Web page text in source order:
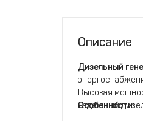
Описание
Дизельный
Высокая
надежный
Особенности: